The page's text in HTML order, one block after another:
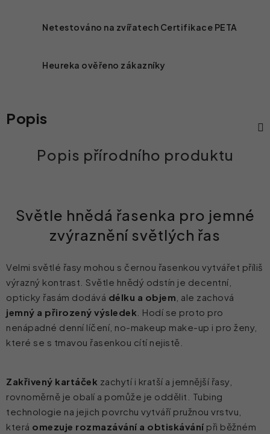
Netestováno na zvířatech Certifikace PETA
Heureka ověřeno zákazníky
Popis
Světle hnědá řasenka pro jemné
zvýraznění světlých řas
Velmi světlé řasy mohou s černou řasenkou vytvářet příliš
výrazný kontrast. Světle hnědý odstín je decentní
opticky řasám dodává délku a objem , ale zachová
jemný a přirozený výsledek . Hodí se proto pro
nenápadné denní líčení, no-makeup make-up i pro ženy,
které se s tmavou řasenkou cítí nejistě
Zakřivený kartáček zachytí i kratší a jemnější řasy,
rovnoměrně je obalí a pomůže je oddělit. Tubing
technologie na jejich povrchu vytváří pružnou vrstvu,
která omezuje rozmazávání a obtiskávání při běžném